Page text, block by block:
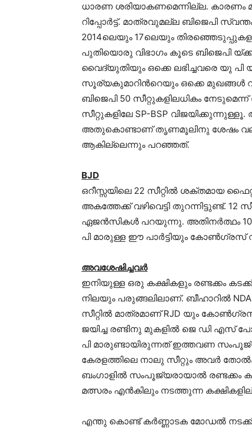
ധാരണ ശരിയാകണമെന്നില്ല.
റിപ്പോര്‍ട്ട്. മാത്രവുമല്ല ബിജെപി
2014ലെയും 17ലെയും
പുതിയൊരു വിഭാഗം കൂടെ ബിജെപി
വൈദ്യുതിയും ഒക്കെ ലഭിച്ചവരെ യു
സൂര്യകുമാറിന്‍റെയും ഒക്കെ മുഖങ്ങള്‍
ബിജെപി 50 സീറ്റുകളിലധികം
സീറ്റുകളിലേ SP-BSP
അതുകൊണ്ടാണ് തൃണമൂലിനു ശേഷം
ആകില്ലെന്നും പറഞ്ഞത്.
BJD
ഒറീസ്സയിലെ 22 സീറ്റില്‍ ശക്തമായ
അകത്തേക്ക് വഴിവെട്ടി തുറന്നിട്ടുണ്ട്.
ഏജന്‍സികള്‍ പറയുന്നു. അതിനര്‍ത്ഥം 10
പി മാരുള്ള ഈ പാര്‍ട്ടിയും കോണ്‍ഗ്രസ്
അവശേഷിച്ചവര്‍
ഇനിയുള്ള ഒരു കക്ഷികളും രണ്ടക്കം
നിലയും പരുങ്ങലിലാണ്. ബീഹാറില്‍
സീറ്റില്‍ മാത്രമാണ് RJD യും
ജയിച്ച രണ്ടിനു മുകളില്‍ ജെ ഡി എസ്
പി മാരുണ്ടായിരുന്നത് ഇത്തവണ
കേരളത്തിലെ നാലു സീറ്റും അവര്‍
ബംഗാളില്‍ സംപൂജ്യരായാല്‍ രണ്ടക്കം
മത്സരം എന്‍കിലും നടത്തുന്ന
എന്തു കൊണ്ട് കര്‍ണ്ണാടക മോഡല്‍